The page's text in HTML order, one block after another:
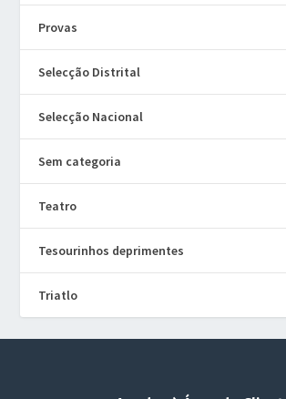
Provas
Selecção Distrital
Selecção Nacional
Sem categoria
Teatro
Tesourinhos deprimentes
Triatlo